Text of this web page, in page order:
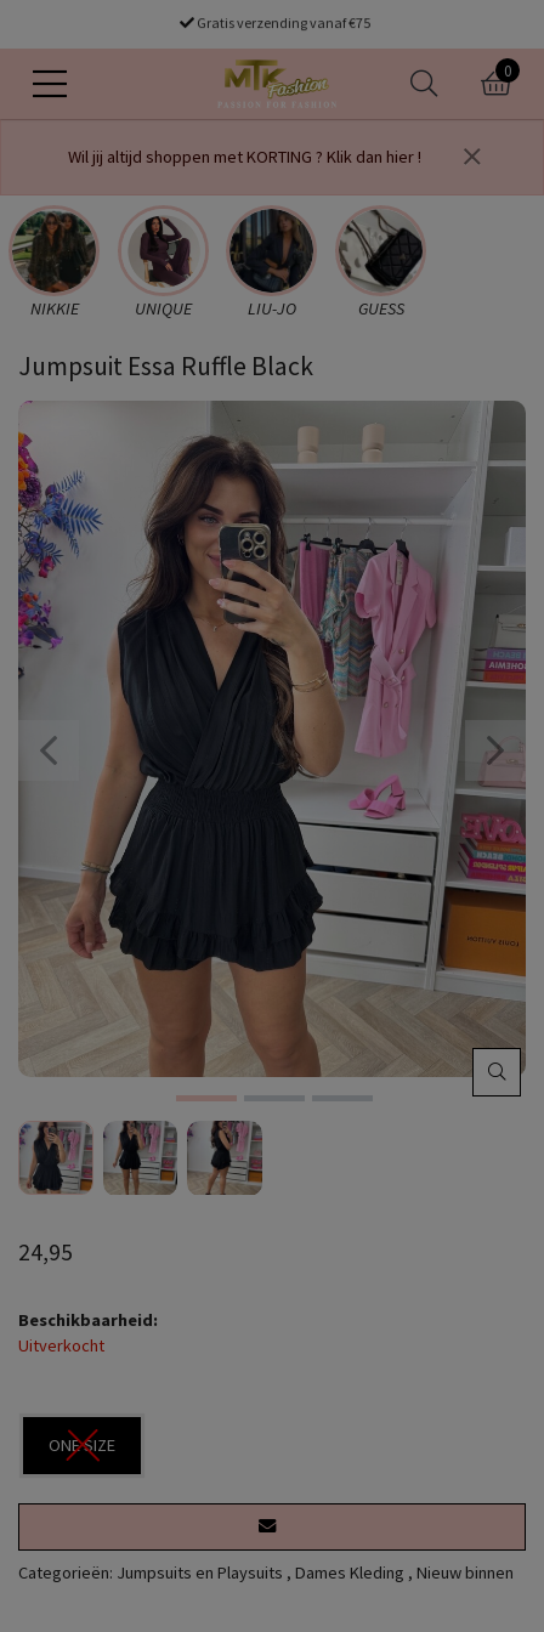
Gratis verzending vanaf €75
0
Wil jij altijd shoppen met KORTING ? Klik dan hier !
NIKKIE UNIQUE LIU-JO GUESS
Jumpsuit Essa Ruffle Black
24,95
Beschikbaarheid:
Uitverkocht
ONE SIZE
Categorieën: Jumpsuits en Playsuits , Dames Kleding , Nieuw binnen